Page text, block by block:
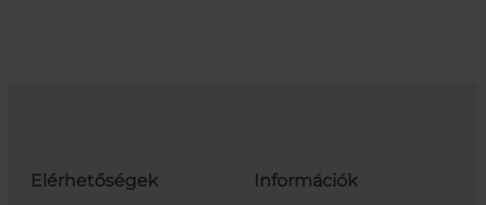
Elérhetőségek Információk